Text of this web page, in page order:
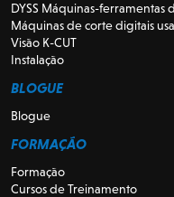
DYSS Máquinas-ferramentas
Máquinas de corte digitais
Visão K-CUT
Instalação
BLOGUE
Blogue
FORMAÇÃO
Formação
Cursos de Treinamento